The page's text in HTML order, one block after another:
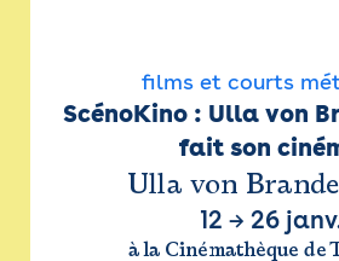
films et courts
ScénoKino : Ulla von
fait son
Ulla von
12 → 26
à la Cinémathèque de